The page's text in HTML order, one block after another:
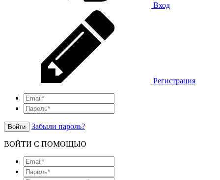
Вход
Регистрация
Войти Забыли пароль?
ВОЙТИ С ПОМОЩЬЮ